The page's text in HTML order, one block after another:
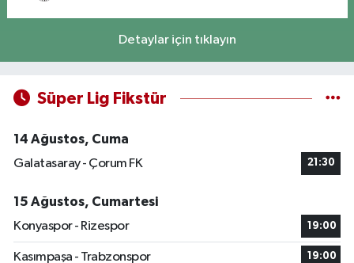
Detaylar için tıklayın
Süper Lig Fikstür
14 Ağustos, Cuma
Galatasaray - Çorum FK
21:30
15 Ağustos, Cumartesi
Konyaspor - Rizespor
19:00
Kasımpaşa - Trabzonspor 19:00